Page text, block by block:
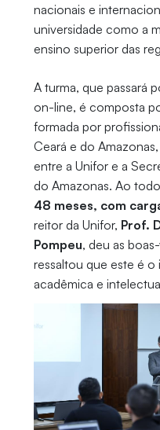
nacionais e
universidade como a
ensino superior das
A turma, que passará
on-line, é composta
formada por
Ceará e do
entre a Unifor e a
do Amazonas. Ao
48 meses, com
reitor da Unifor, Prof.
Pompeu, deu as
ressaltou que este é
acadêmica e